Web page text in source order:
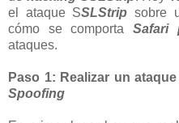
el ataque SSLStrip sobre
cómo se comporta Safari
ataques.
Paso 1: Realizar un
Spoofing